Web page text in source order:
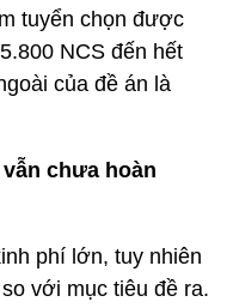
tuyển chọn được
NCS đến hết
của đề án là
chưa hoàn
phí lớn, tuy nhiên
với mục tiêu đề ra.